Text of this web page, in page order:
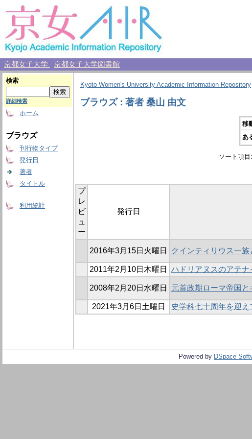
京都女子大学 京都女子大学図書館
検索
詳細検索
ホーム
ブラウズ
刊行物タイプ
発行日
著者
タイトル
利用統計
Kyoto Women's University Academic Information Repository
ブラウズ : 著者 桑山 由文
移
あ
ソート項目:
プ
レ
ビ
ュ
ー
発行日
2016年3月15日火曜日 クインティリウス一
2011年2月10日木曜日
ハドリアヌスのアテ
2008年2月20日水曜日 元首政期ローマ帝国と
2021年3月6日土曜日
史学科七十周年を迎え
Powered by DSpace